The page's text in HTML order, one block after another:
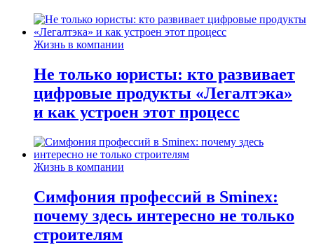
Жизнь в компании
Не только юристы: кто развивает
цифровые продукты «Легалтэка»
и как устроен этот процесс
Жизнь в компании
Симфония профессий в Sminex:
почему здесь интересно не только
строителям